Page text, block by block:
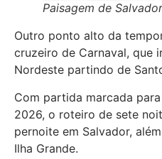
Paisagem de Salvador
Outro ponto alto da
cruzeiro de Carnaval, que
Nordeste partindo de
Com partida marcada
2026, o roteiro de sete
pernoite em Salvador,
Ilha Grande.